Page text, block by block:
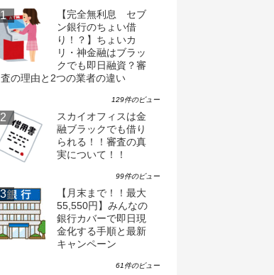
【完全無利息 セブ
ン銀行のちょい借
り！？】ちょいカ
リ・神金融はブラッ
クでも即日融資？審
査の理由と2つの業者の違い
129件のビュー
スカイオフィスは金
融ブラックでも借り
られる！！審査の真
実について！！
99件のビュー
【月末まで！！最大
55,550円】みんなの
銀行カバーで即日現
金化する手順と最新
キャンペーン
61件のビュー